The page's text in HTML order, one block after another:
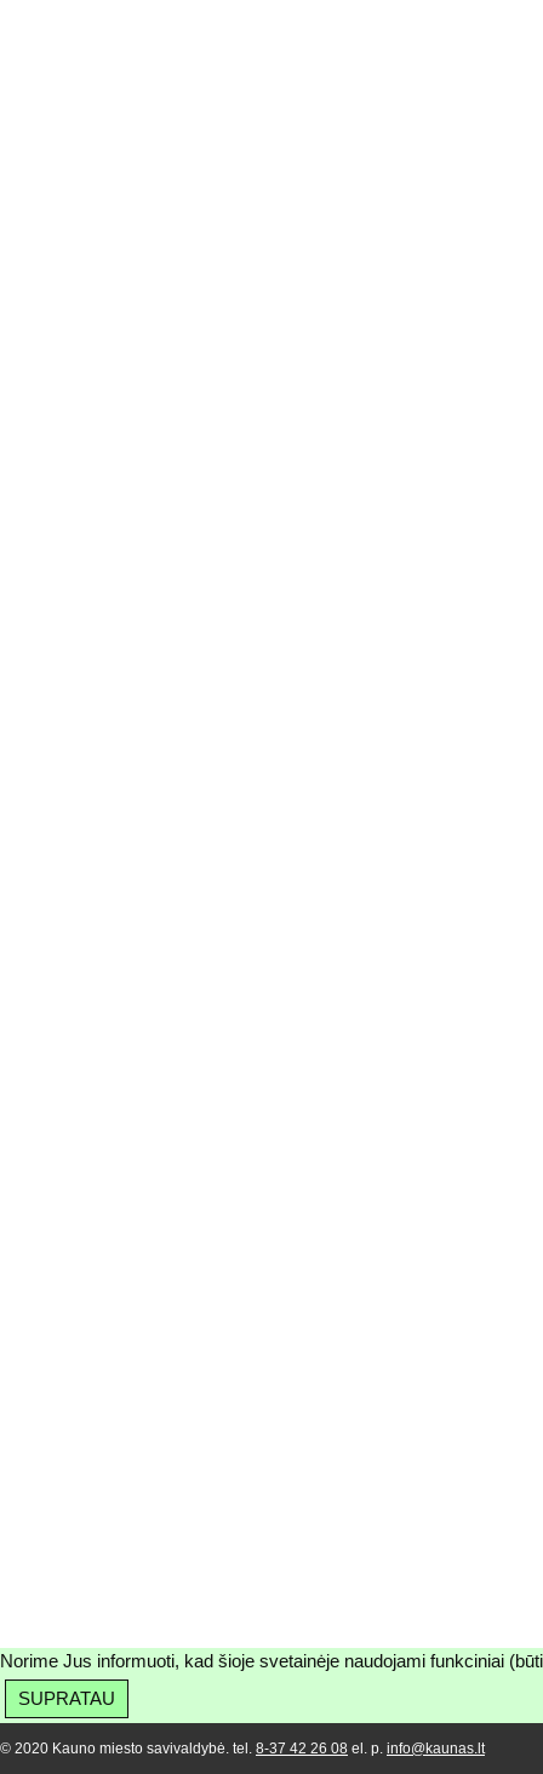
Norime Jus informuoti, kad šioje svetainėje naudojami funkciniai
SUPRATAU
© 2020 Kauno miesto savivaldybė. tel. 8-37 42 26 08 el. p. info@kaunas.lt